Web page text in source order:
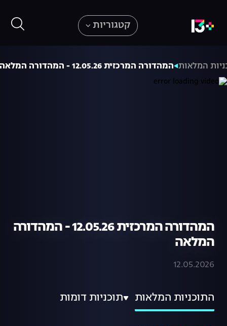
קטגוריות
המלאות המהדורה המרכזית 12.05.26 - המהדורה המלאה
המהדורה המרכזית 12.05.26 - המהדורה
המלאה
12.05.2026
התוכניות המלאות תוכניות דומות